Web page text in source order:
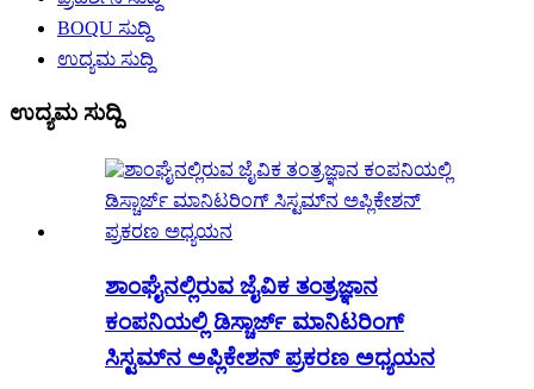
BOQU ಸುದ್ದಿ
ಉದ್ಯಮ ಸುದ್ದಿ
ಉದ್ಯಮ ಸುದ್ದಿ
ಶಾಂಘೈನಲ್ಲಿರುವ ಜೈವಿಕ ತಂತ್ರಜ್ಞಾನ
ಕಂಪನಿಯಲ್ಲಿ ಡಿಸ್ಚಾರ್ಜ್ ಮಾನಿಟರಿಂಗ್
ಸಿಸ್ಟಮ್‌ನ ಅಪ್ಲಿಕೇಶನ್ ಪ್ರಕರಣ ಅಧ್ಯಯನ